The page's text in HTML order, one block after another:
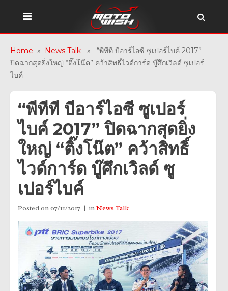
Home » News Talk » “พีทีที บีอาร์ไอซี ซูเปอร์ไบค์ 2017”
ปิดฉากสุดยิ่งใหญ่ “ติ๊งโน๊ต” คว้าสิทธิ์ไวด์การ์ด บู๊ศึกเวิลด์ ซูเปอร์
ไบค์
“พีทีที บีอาร์ไอซี ซูเปอร์
ไบค์ 2017” ปิดฉากสุดยิ่ง
ใหญ่ “ติ๊งโน๊ต” คว้าสิทธิ์
ไวด์การ์ด บู๊ศึกเวิลด์ ซู
เปอร์ไบค์
Posted on07/11/2017 inNews Talk